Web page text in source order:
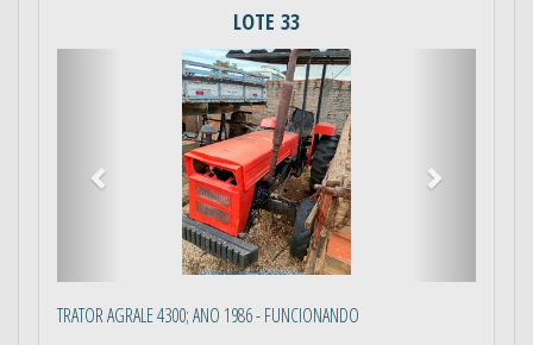
LOTE 33
TRATOR AGRALE 4300; ANO 1986 - FUNCIONANDO